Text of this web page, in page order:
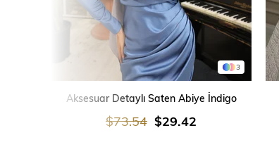
3
Aksesuar Detaylı Saten Abiye İndigo
$29.42
$73.54